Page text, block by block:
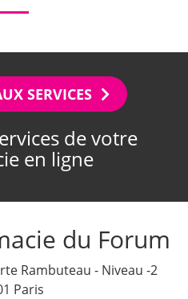
SERVICES
de votre
en ligne
du Forum
Rambuteau - Niveau -2
Paris